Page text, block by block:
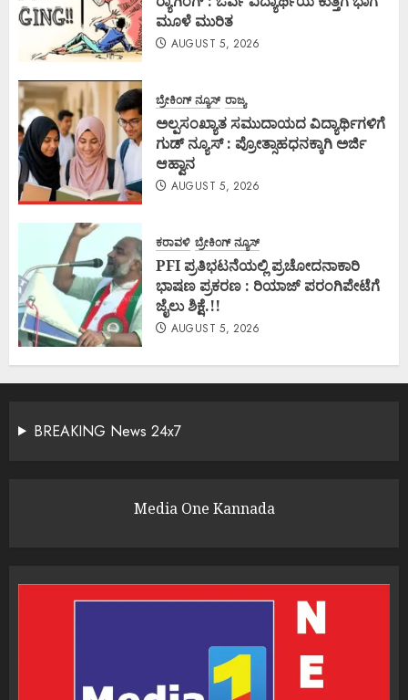
ಮೂಳೆ ಮುರಿತ
AUGUST 5, 2026
ಬ್ರೇಕಿಂಗ್ ನ್ಯೂಸ್ ರಾಜ್ಯ
ಅಲ್ಪಸಂಖ್ಯಾತ ಸಮುದಾಯದ ವಿದ್ಯಾರ್ಥಿಗಳಿಗೆ
ಗುಡ್ ನ್ಯೂಸ್ : ಪ್ರೋತ್ಸಾಹಧನಕ್ಕಾಗಿ ಅರ್ಜಿ
ಆಹ್ವಾನ
AUGUST 5, 2026
ಕರಾವಳಿ ಬ್ರೇಕಿಂಗ್ ನ್ಯೂಸ್
PFI ಪ್ರತಿಭಟನೆಯಲ್ಲಿ ಪ್ರಚೋದನಾಕಾರಿ
ಭಾಷಣ ಪ್ರಕರಣ : ರಿಯಾಜ್ ಪರಂಗಿಪೇಟೆಗೆ
ಜೈಲು ಶಿಕ್ಷೆ.!!
AUGUST 5, 2026
BREAKING News 24x7
Media One Kannada